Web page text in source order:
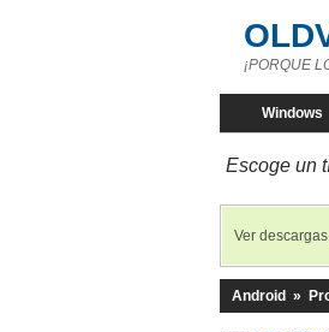
¡PORQUE
Windows
Escoge un
Ver
Android »